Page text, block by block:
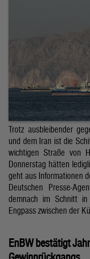
Trotz ausbleibender
und dem Iran ist die
wichtigen Straße von
Donnerstag hätten
geht aus Informationen
Deutschen Presse-
demnach im Schnitt
Engpass zwischen der
EnBW bestätigt